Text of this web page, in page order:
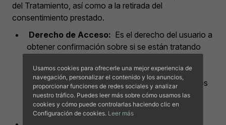
del Tratamiento, así como a la retirada del
consentimiento prestado.
Derecho de Acceso: Es el derecho del usuario a
obtener confirmación sobre si se están tratando
personales tratados y la información legal del
tratamiento (finalidades, base legitimadora, plazos
de conservación, cesiones, origen de los datos,
etc.).
Usamos cookies para ofrecerle una mejor experiencia de
navegación, personalizar el contenido y los anuncios,
proporcionar funciones de redes sociales y analizar
nuestro tráfico. Puedes leer más sobre cómo usamos las
cookies y cómo puede controlarlas haciendo clic en
Configuración de cookies. Leer más